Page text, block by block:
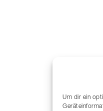
Um dir ein